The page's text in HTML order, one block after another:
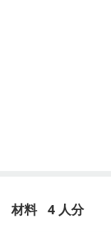
材料 4 人分